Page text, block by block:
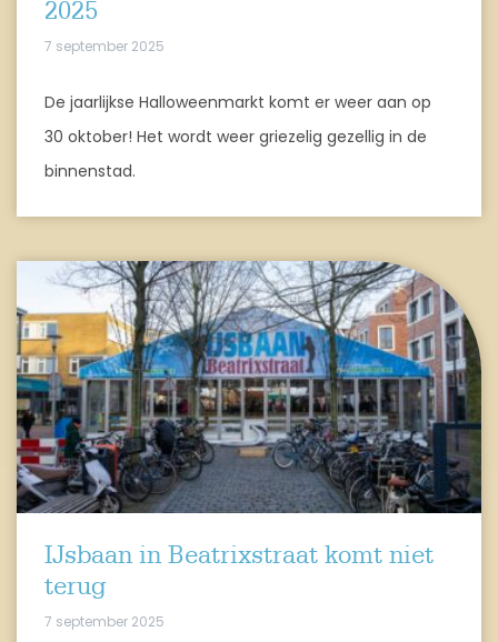
2025
7 september 2025
De jaarlijkse Halloweenmarkt komt er weer aan op
30 oktober! Het wordt weer griezelig gezellig in de
binnenstad.
IJsbaan in Beatrixstraat komt niet
terug
7 september 2025